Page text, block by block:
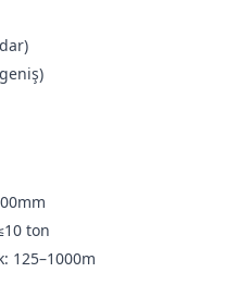
ton
125–1000m